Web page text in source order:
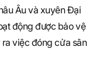
Âu và xuyên Đại
động được bảo vệ
việc đóng cửa sân